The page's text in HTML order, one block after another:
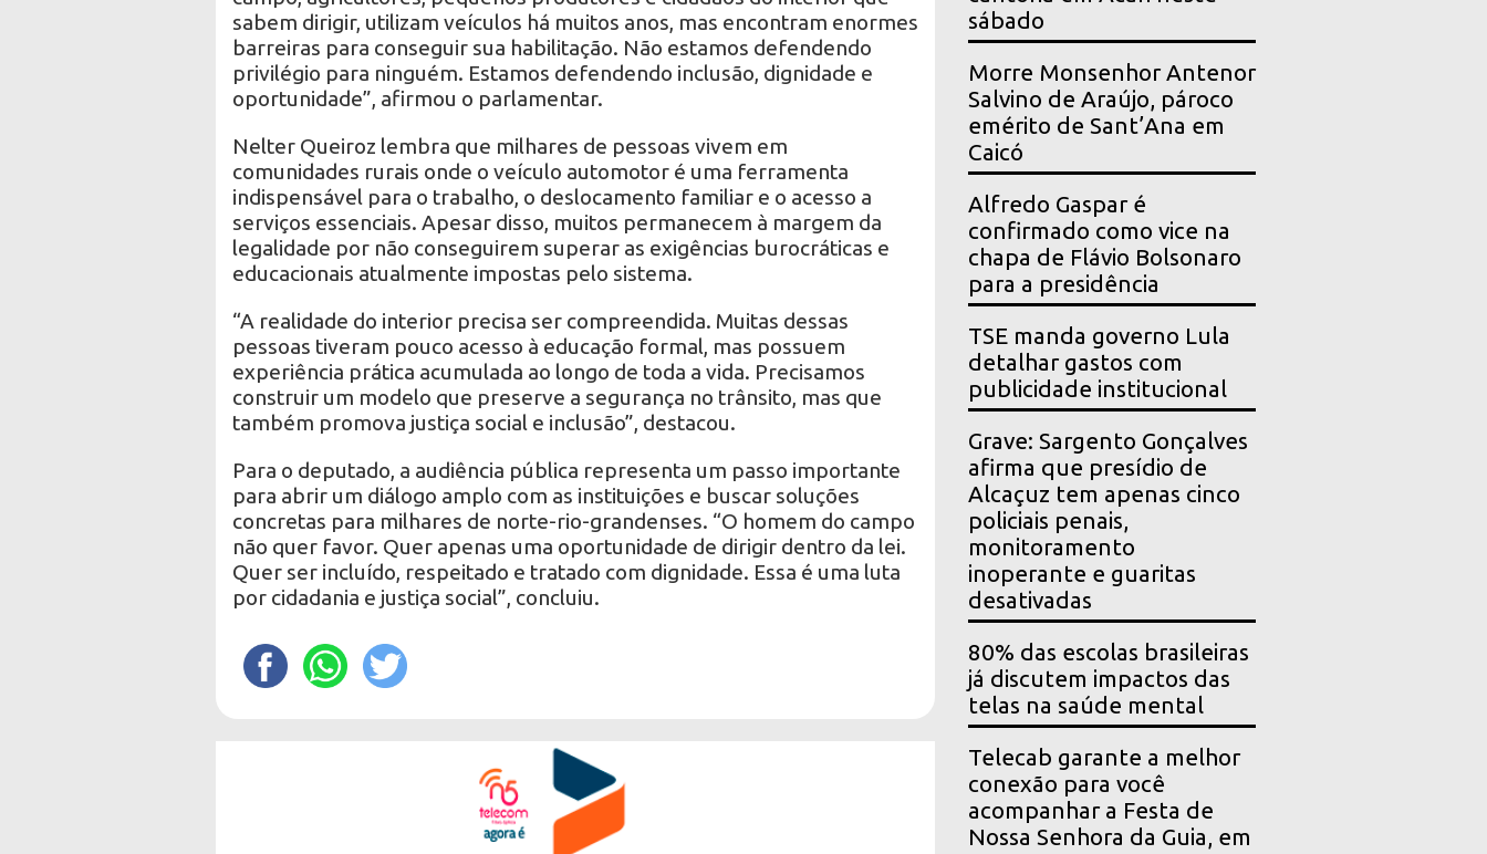
sabem dirigir, utilizam veículos há muitos anos, mas encontram enormes
barreiras para conseguir sua habilitação. Não estamos defendendo
privilégio para ninguém. Estamos defendendo inclusão, dignidade e
oportunidade”, afirmou o parlamentar.
Nelter Queiroz lembra que milhares de pessoas vivem em
comunidades rurais onde o veículo automotor é uma ferramenta
indispensável para o trabalho, o deslocamento familiar e o acesso a
serviços essenciais. Apesar disso, muitos permanecem à margem da
legalidade por não conseguirem superar as exigências burocráticas e
educacionais atualmente impostas pelo sistema.
“A realidade do interior precisa ser compreendida. Muitas dessas
pessoas tiveram pouco acesso à educação formal, mas possuem
experiência prática acumulada ao longo de toda a vida. Precisamos
construir um modelo que preserve a segurança no trânsito, mas que
também promova justiça social e inclusão”, destacou.
Para o deputado, a audiência pública representa um passo importante
para abrir um diálogo amplo com as instituições e buscar soluções
concretas para milhares de norte-rio-grandenses. “O homem do campo
não quer favor. Quer apenas uma oportunidade de dirigir dentro da lei.
Quer ser incluído, respeitado e tratado com dignidade. Essa é uma luta
por cidadania e justiça social”, concluiu.
sábado
Morre Monsenhor Antenor
Salvino de Araújo, pároco
emérito de Sant’Ana em
Caicó
Alfredo Gaspar é
confirmado como vice na
chapa de Flávio Bolsonaro
para a presidência
TSE manda governo Lula
detalhar gastos com
publicidade institucional
Grave: Sargento Gonçalves
afirma que presídio de
Alcaçuz tem apenas cinco
policiais penais,
monitoramento
inoperante e guaritas
desativadas
80% das escolas brasileiras
já discutem impactos das
telas na saúde mental
Telecab garante a melhor
conexão para você
acompanhar a Festa de
Nossa Senhora da Guia, em